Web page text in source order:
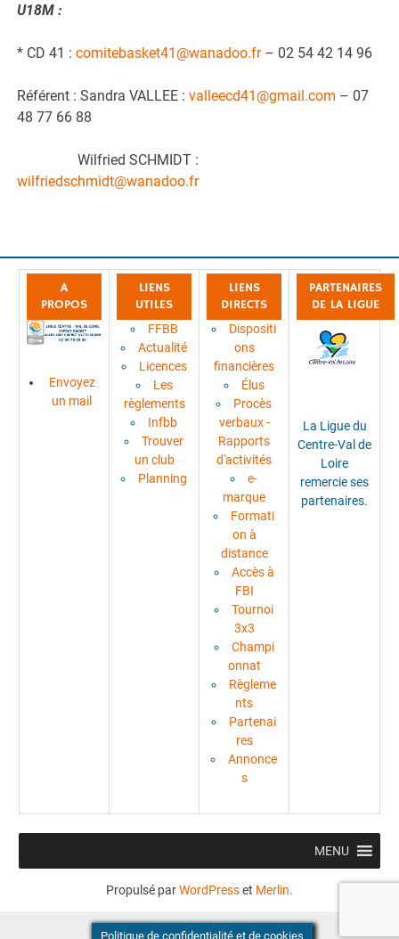
U18M :
* CD 41 :comitebasket41@wanadoo.fr– 02 54 42 14 96
Référent : Sandra VALLEE :valleecd41@gmail.com – 07
48 77 66 88
Wilfried SCHMIDT :
wilfriedschmidt@wanadoo.fr
A
PROPOS
Envoyez
un mail
LIENS
UTILES
FFBB
Actualité
Licences
Les
règlements
Infbb
Trouver
un club
Planning
LIENS
DIRECTS
Dispositi
ons
financières
Élus
Procès
verbaux -
Rapports
d'activités
e-
marque
Formati
on à
distance
Accès à
FBI
Tournoi
3x3
Champi
onnat
Règleme
nts
Partenai
res
Annonce
s
PARTENAIRES
DE LA LIGUE
La Ligue du
Centre-Val de
Loire
remercie ses
partenaires.
MENU
Propulsé parWordPresset Merlin.
Politique de confidentialité et de cookies